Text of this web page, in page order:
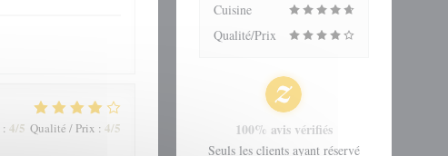
: 4/5 Qualité / Prix : 4/5
Cuisine
Qualité/Prix
100% avis vérifiés
Seuls les clients ayant réservé